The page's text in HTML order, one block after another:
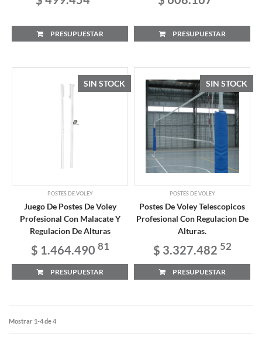
PRESUPUESTAR PRESUPUESTAR
SIN STOCK
POSTES DE VOLEY
Juego De Postes De Voley
Profesional Con Malacate Y
Regulacion De Alturas
$ 1.464.490 81
PRESUPUESTAR
SIN STOCK
POSTES DE VOLEY
Postes De Voley Telescopicos
Profesional Con Regulacion De
Alturas.
$ 3.327.482 52
PRESUPUESTAR
Mostrar 1-4 de 4